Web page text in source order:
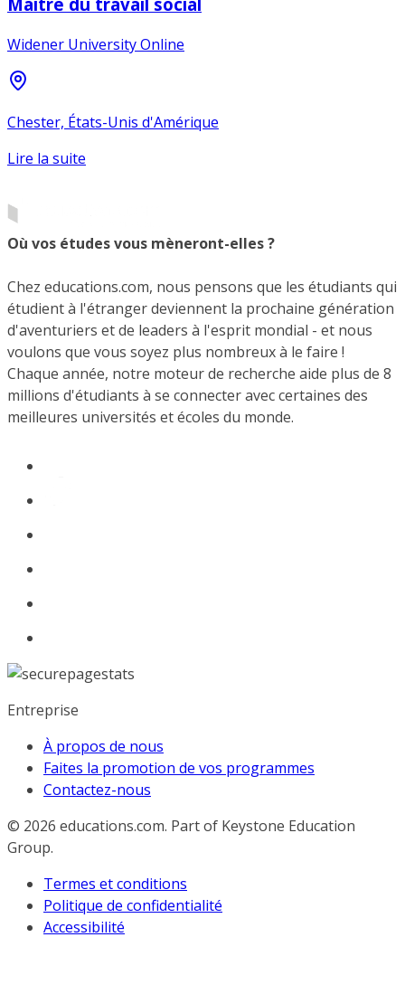
Widener University Online
Chester, États-Unis d'Amérique
Lire la suite
Où vos études vous mèneront-elles ?
Chez educations.com, nous pensons que les étudiants qui
étudient à l'étranger deviennent la prochaine génération
d'aventuriers et de leaders à l'esprit mondial - et nous
voulons que vous soyez plus nombreux à le faire !
Chaque année, notre moteur de recherche aide plus de 8
millions d'étudiants à se connecter avec certaines des
meilleures universités et écoles du monde.
Entreprise
À propos de nous
Faites la promotion de vos programmes
Contactez-nous
© 2026 educations.com. Part of Keystone Education
Group.
Termes et conditions
Politique de confidentialité
Accessibilité